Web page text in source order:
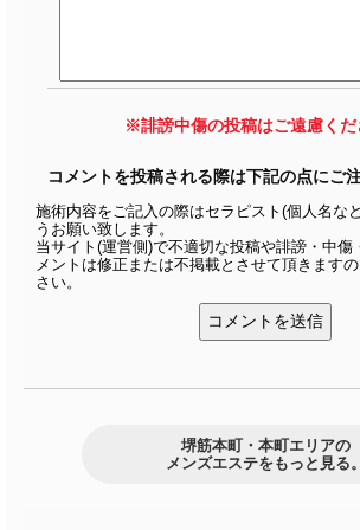
※誹謗中傷の投稿はご遠慮くだ
コメントを投稿される際は下記の点にご
施術内容をご記入の際はセラピスト(個人名な
うお願い致します。
当サイト(運営側)で不適切な投稿や誹謗・中傷
メントは修正または不掲載とさせて頂きます
さい。
堺筋本町・本町エリアの
メンズエステをもっと見る。